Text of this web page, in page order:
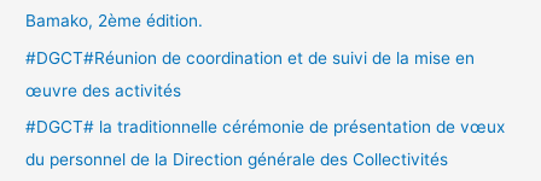
r
Bamako, 2ème édition.
#DGCT#Réunion de coordination et de suivi de la mise en
œuvre des activités
#DGCT# la traditionnelle cérémonie de présentation de vœux
du personnel de la Direction générale des Collectivités